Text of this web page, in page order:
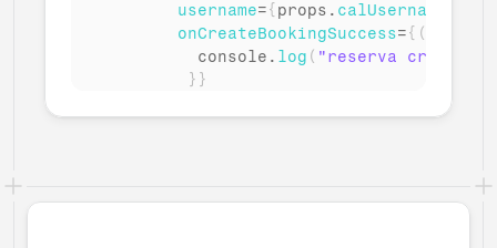
username={ props . calUsername
onCreateBookingSuccess={ (
console . log ( "reserva creada
} }